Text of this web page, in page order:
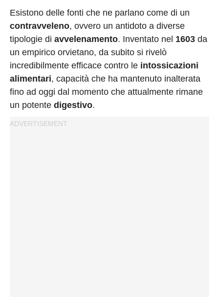
Esistono delle fonti che ne parlano come di un
contravveleno, ovvero un antidoto a diverse
tipologie di avvelenamento. Inventato nel 1603 da
un empirico orvietano, da subito si rivelò
incredibilmente efficace contro le intossicazioni
alimentari, capacità che ha mantenuto inalterata
fino ad oggi dal momento che attualmente rimane
un potente digestivo.